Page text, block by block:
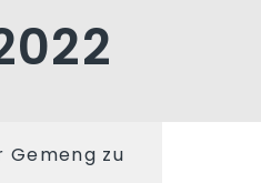
Gemeng zu